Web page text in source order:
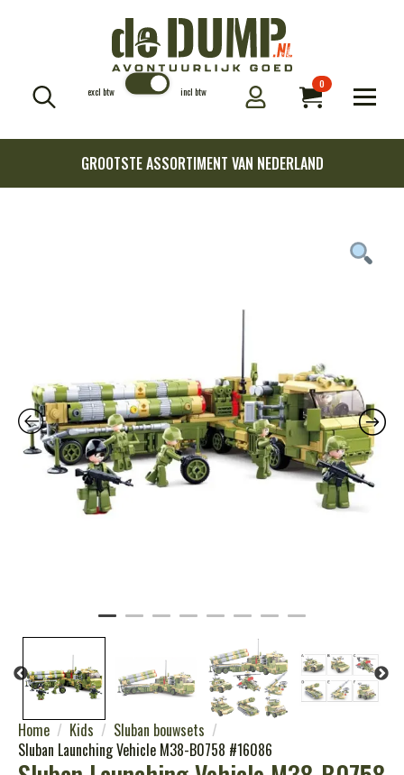
excl btw incl btw
0
GROOTSTE ASSORTIMENT VAN NEDERLAND
Home Kids
Sluban bouwsets
Sluban Launching Vehicle M38-B0758 #16086